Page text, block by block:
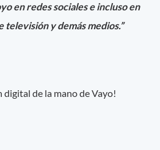
en redes sociales e incluso en
televisión y demás medios.”
digital de la mano de Vayo!